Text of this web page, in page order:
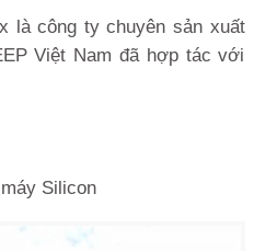
là công ty chuyên sản xuất
Việt Nam đã hợp tác với
Silicon